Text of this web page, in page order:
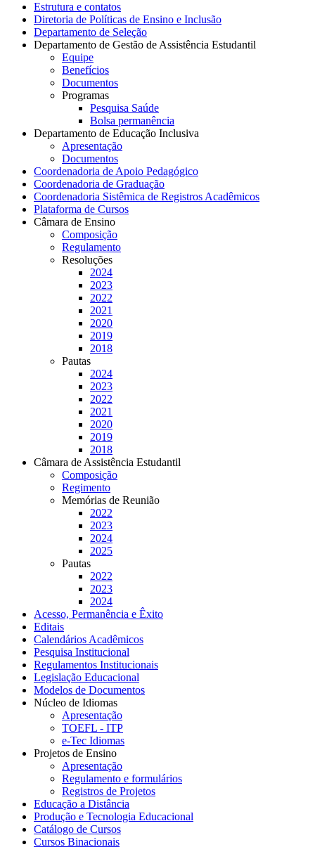
Estrutura e contatos
Diretoria de Políticas de Ensino e Inclusão
Departamento de Seleção
Departamento de Gestão de Assistência Estudantil
Equipe
Benefícios
Documentos
Programas
Pesquisa Saúde
Bolsa permanência
Departamento de Educação Inclusiva
Apresentação
Documentos
Coordenadoria de Apoio Pedagógico
Coordenadoria de Graduação
Coordenadoria Sistêmica de Registros Acadêmicos
Plataforma de Cursos
Câmara de Ensino
Composição
Regulamento
Resoluções
2024
2023
2022
2021
2020
2019
2018
Pautas
2024
2023
2022
2021
2020
2019
2018
Câmara de Assistência Estudantil
Composição
Regimento
Memórias de Reunião
2022
2023
2024
2025
Pautas
2022
2023
2024
Acesso, Permanência e Êxito
Editais
Calendários Acadêmicos
Pesquisa Institucional
Regulamentos Institucionais
Legislação Educacional
Modelos de Documentos
Núcleo de Idiomas
Apresentação
TOEFL - ITP
e-Tec Idiomas
Projetos de Ensino
Apresentação
Regulamento e formulários
Registros de Projetos
Educação a Distância
Produção e Tecnologia Educacional
Catálogo de Cursos
Cursos Binacionais